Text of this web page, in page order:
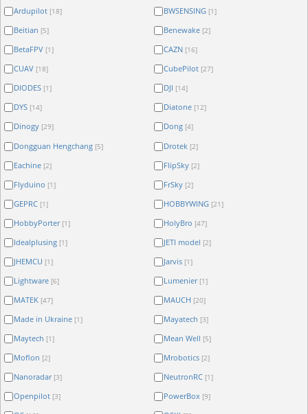
Ardupilot [18] BWSENSING [1]
Beitian [5] Benewake [2]
BetaFPV [1] CAZN [16]
CUAV [18] CubePilot [27]
DIODES [1] DJI [14]
DYS [14] Diatone [12]
Dinogy [29] Dong [4]
Dongguan Hengchang [5] Drotek [2]
Eachine [2] FlipSky [2]
Flyduino [1] FrSky [2]
GEPRC [1] HOBBYWING [21]
HobbyPorter [1] HolyBro [47]
Idealplusing [1] JETI model [2]
JHEMCU [1] Jarvis [1]
Lightware [6] Lumenier [1]
MATEK [47] MAUCH [20]
Made in Ukraine [1] Mayatech [3]
Maytech [1] Mean Well [5]
Moflon [2] Mrobotics [2]
Nanoradar [3] NeutronRC [1]
Openpilot [3] PowerBox [9]